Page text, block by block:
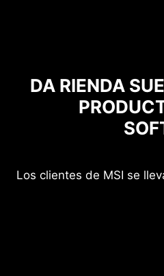
DA RIENDA
Los clientes de MSI se